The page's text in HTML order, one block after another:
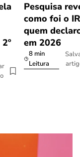
Pesquisa
como foi o
quem
em 2026
8 min
Leitura